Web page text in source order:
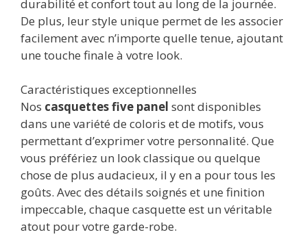
durabilité et confort tout au long de la journée.
De plus, leur style unique permet de les associer
facilement avec n’importe quelle tenue, ajoutant
une touche finale à votre look.
Caractéristiques exceptionnelles
Nos casquettes five panel sont disponibles
dans une variété de coloris et de motifs, vous
permettant d’exprimer votre personnalité. Que
vous préfériez un look classique ou quelque
chose de plus audacieux, il y en a pour tous les
goûts. Avec des détails soignés et une finition
impeccable, chaque casquette est un véritable
atout pour votre garde-robe.